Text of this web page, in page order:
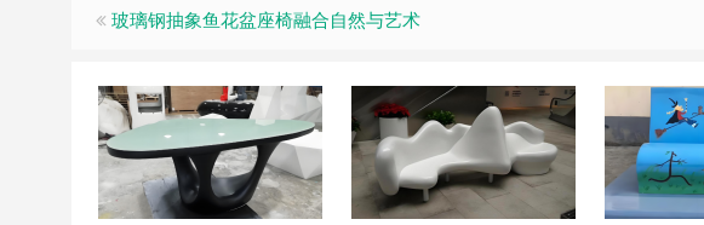
玻璃钢抽象鱼花盆座椅融合自然与艺术